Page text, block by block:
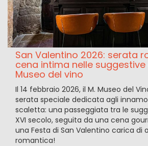
San Valentino 2026: serata
cena intima nelle suggestive
Museo del vino
Il 14 febbraio 2026, il M. Museo del
serata speciale dedicata agli
scaletta: una passeggiata tra le
XVI secolo, seguita da una cena
una Festa di San Valentino carica di
romantica!